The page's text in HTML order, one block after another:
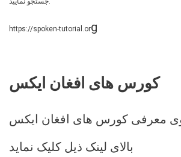
https://spoken-tutorial.org
کورس های افغان ایکس
معرفی کورس های افغان ایکس
بالای لینک ذیل کلیک نماید